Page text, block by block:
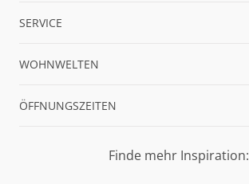
SERVICE
WOHNWELTEN
ÖFFNUNGSZEITEN
Finde mehr Inspiration: